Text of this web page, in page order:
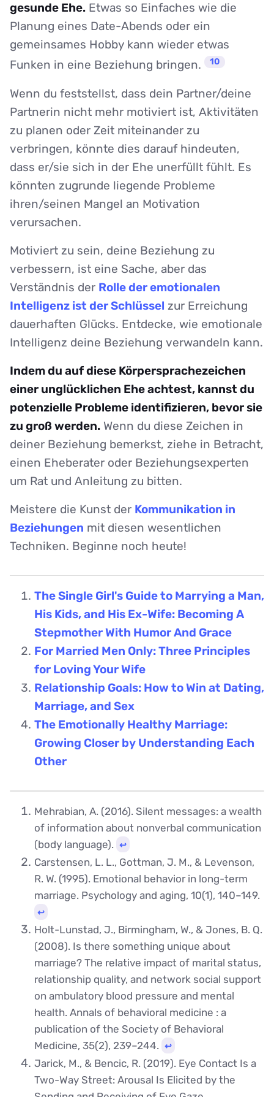
gesunde Ehe. Etwas so Einfaches wie die
Planung eines Date-Abends oder ein
gemeinsames Hobby kann wieder etwas
Funken in eine Beziehung bringen.
10
Wenn du feststellst, dass dein Partner/deine
Partnerin nicht mehr motiviert ist, Aktivitäten
zu planen oder Zeit miteinander zu
verbringen, könnte dies darauf hindeuten,
dass er/sie sich in der Ehe unerfüllt fühlt. Es
könnten zugrunde liegende Probleme
ihren/seinen Mangel an Motivation
verursachen.
Motiviert zu sein, deine Beziehung zu
verbessern, ist eine Sache, aber das
Verständnis der Rolle der emotionalen
Intelligenz ist der Schlüssel zur Erreichung
dauerhaften Glücks. Entdecke, wie emotionale
Intelligenz deine Beziehung verwandeln kann.
Indem du auf diese Körpersprachezeichen
einer unglücklichen Ehe achtest, kannst du
potenzielle Probleme identifizieren, bevor sie
zu groß werden. Wenn du diese Zeichen in
deiner Beziehung bemerkst, ziehe in Betracht,
einen Eheberater oder Beziehungsexperten
um Rat und Anleitung zu bitten.
Meistere die Kunst der Kommunikation in
Beziehungen mit diesen wesentlichen
Techniken. Beginne noch heute!
The Single Girl's Guide to Marrying a Man,
His Kids, and His Ex-Wife: Becoming A
Stepmother With Humor And Grace
For Married Men Only: Three Principles
for Loving Your Wife
Relationship Goals: How to Win at Dating,
Marriage, and Sex
The Emotionally Healthy Marriage:
Growing Closer by Understanding Each
Other
Mehrabian, A. (2016). Silent messages: a wealth
of information about nonverbal communication
(body language). ↩︎
Carstensen, L. L., Gottman, J. M., & Levenson,
R. W. (1995). Emotional behavior in long-term
marriage. Psychology and aging, 10(1), 140–149.
↩︎
Holt-Lunstad, J., Birmingham, W., & Jones, B. Q.
(2008). Is there something unique about
marriage? The relative impact of marital status,
relationship quality, and network social support
on ambulatory blood pressure and mental
health. Annals of behavioral medicine : a
publication of the Society of Behavioral
Medicine, 35(2), 239–244. ↩︎
Jarick, M., & Bencic, R. (2019). Eye Contact Is a
Two-Way Street: Arousal Is Elicited by the